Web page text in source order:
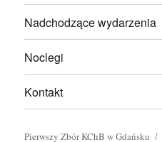
Nadchodzące wydarzenia
Noclegi
Kontakt
Pierwszy Zbór KChB w Gdańsku